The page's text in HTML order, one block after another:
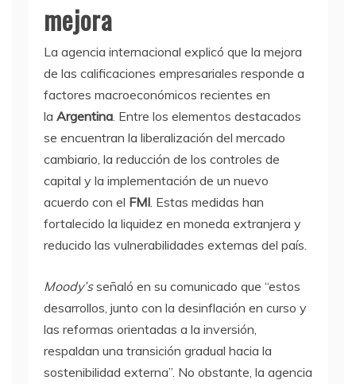
mejora
La agencia internacional explicó que la mejora
de las calificaciones empresariales responde a
factores macroeconómicos recientes en
la Argentina. Entre los elementos destacados
se encuentran la liberalización del mercado
cambiario, la reducción de los controles de
capital y la implementación de un nuevo
acuerdo con el FMI. Estas medidas han
fortalecido la liquidez en moneda extranjera y
reducido las vulnerabilidades externas del país.
Moody’sseñaló en su comunicado que “estos
desarrollos, junto con la desinflación en curso y
las reformas orientadas a la inversión,
respaldan una transición gradual hacia la
sostenibilidad externa”. No obstante, la agencia